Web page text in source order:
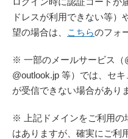
ドレスが利用できない等）
望の場合は、
こちらのフォ
※ 一部のメールサービス（
@outlook.jp 等）では、セ
が受信できない場合があり
※ 上記ドメインをご利用の
はありますが、確実にご利